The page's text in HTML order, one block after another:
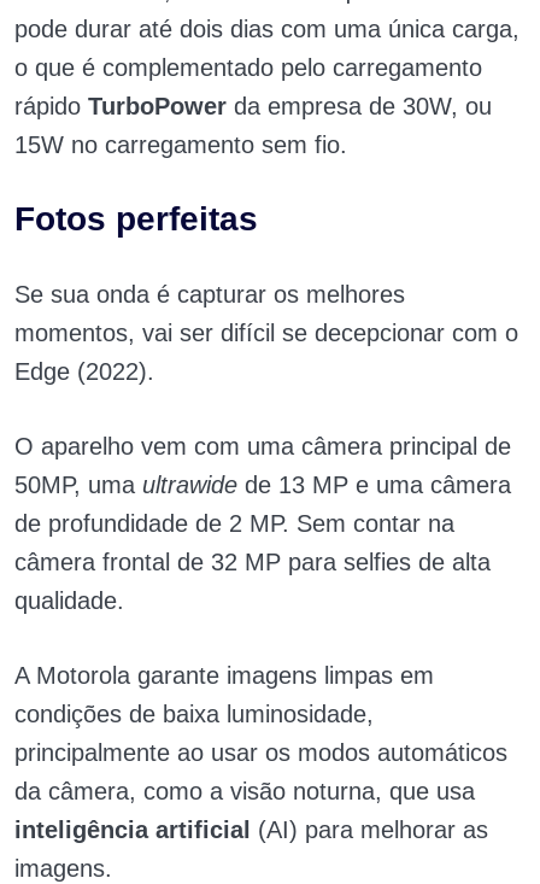
pode durar até dois dias com uma única carga,
o que é complementado pelo carregamento
rápido TurboPower da empresa de 30W, ou
15W no carregamento sem fio.
Fotos perfeitas
Se sua onda é capturar os melhores
momentos, vai ser difícil se decepcionar com o
Edge (2022).
O aparelho vem com uma câmera principal de
50MP, uma ultrawide de 13 MP e uma câmera
de profundidade de 2 MP. Sem contar na
câmera frontal de 32 MP para selfies de alta
qualidade.
A Motorola garante imagens limpas em
condições de baixa luminosidade,
principalmente ao usar os modos automáticos
da câmera, como a visão noturna, que usa
inteligência artificial (AI) para melhorar as
imagens.